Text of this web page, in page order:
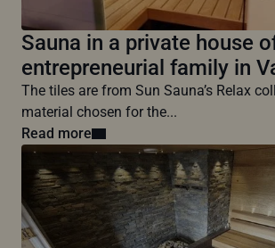
Sauna in a private house
entrepreneurial family in
The tiles are from Sun Sauna’s Relax
material chosen for the...
Read more